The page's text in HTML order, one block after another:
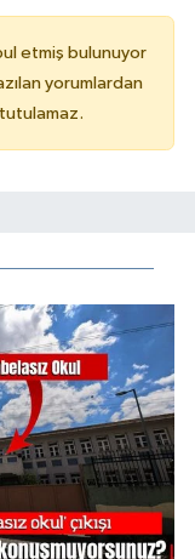
etmiş bulunuyor
yorumlardan